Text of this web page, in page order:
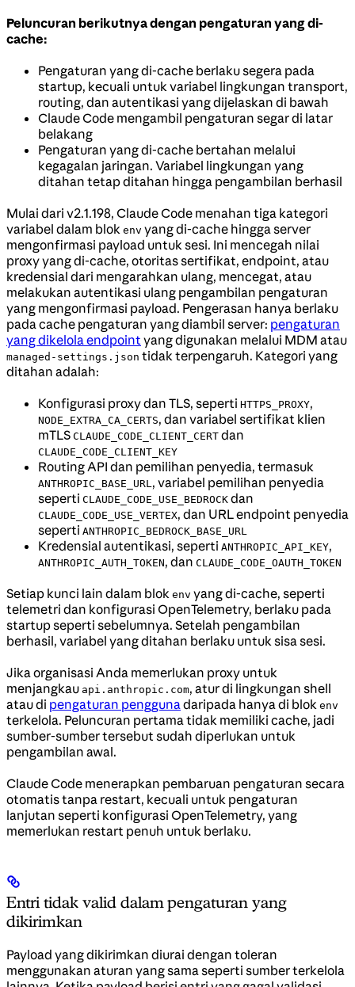
Peluncuran berikutnya dengan pengaturan yang di-
cache:
Pengaturan yang di-cache berlaku segera pada
startup, kecuali untuk variabel lingkungan transport,
routing, dan autentikasi yang dijelaskan di bawah
Claude Code mengambil pengaturan segar di latar
belakang
Pengaturan yang di-cache bertahan melalui
kegagalan jaringan. Variabel lingkungan yang
ditahan tetap ditahan hingga pengambilan berhasil
Mulai dari v2.1.198, Claude Code menahan tiga kategori
variabel dalam blok env yang di-cache hingga server
mengonfirmasi payload untuk sesi. Ini mencegah nilai
proxy yang di-cache, otoritas sertifikat, endpoint, atau
kredensial dari mengarahkan ulang, mencegat, atau
melakukan autentikasi ulang pengambilan pengaturan
yang mengonfirmasi payload. Pengerasan hanya berlaku
pada cache pengaturan yang diambil server: pengaturan
yang dikelola endpoint yang digunakan melalui MDM atau
managed-settings.json tidak terpengaruh. Kategori yang
ditahan adalah:
Konfigurasi proxy dan TLS, seperti HTTPS_PROXY,
NODE_EXTRA_CA_CERTS, dan variabel sertifikat klien
mTLS CLAUDE_CODE_CLIENT_CERT dan
CLAUDE_CODE_CLIENT_KEY
Routing API dan pemilihan penyedia, termasuk
ANTHROPIC_BASE_URL , variabel pemilihan penyedia
seperti CLAUDE_CODE_USE_BEDROCK dan
CLAUDE_CODE_USE_VERTEX, dan URL endpoint penyedia
seperti ANTHROPIC_BEDROCK_BASE_URL
Kredensial autentikasi, seperti ANTHROPIC_API_KEY,
ANTHROPIC_AUTH_TOKEN, dan CLAUDE_CODE_OAUTH_TOKEN
Setiap kunci lain dalam blok env yang di-cache, seperti
telemetri dan konfigurasi OpenTelemetry, berlaku pada
startup seperti sebelumnya. Setelah pengambilan
berhasil, variabel yang ditahan berlaku untuk sisa sesi.
Jika organisasi Anda memerlukan proxy untuk
menjangkau api.anthropic.com, atur di lingkungan shell
atau di pengaturan pengguna daripada hanya di blok env
terkelola. Peluncuran pertama tidak memiliki cache, jadi
sumber-sumber tersebut sudah diperlukan untuk
pengambilan awal.
Claude Code menerapkan pembaruan pengaturan secara
otomatis tanpa restart, kecuali untuk pengaturan
lanjutan seperti konfigurasi OpenTelemetry, yang
memerlukan restart penuh untuk berlaku.
Entri tidak valid dalam pengaturan yang
dikirimkan
Payload yang dikirimkan diurai dengan toleran
menggunakan aturan yang sama seperti sumber terkelola